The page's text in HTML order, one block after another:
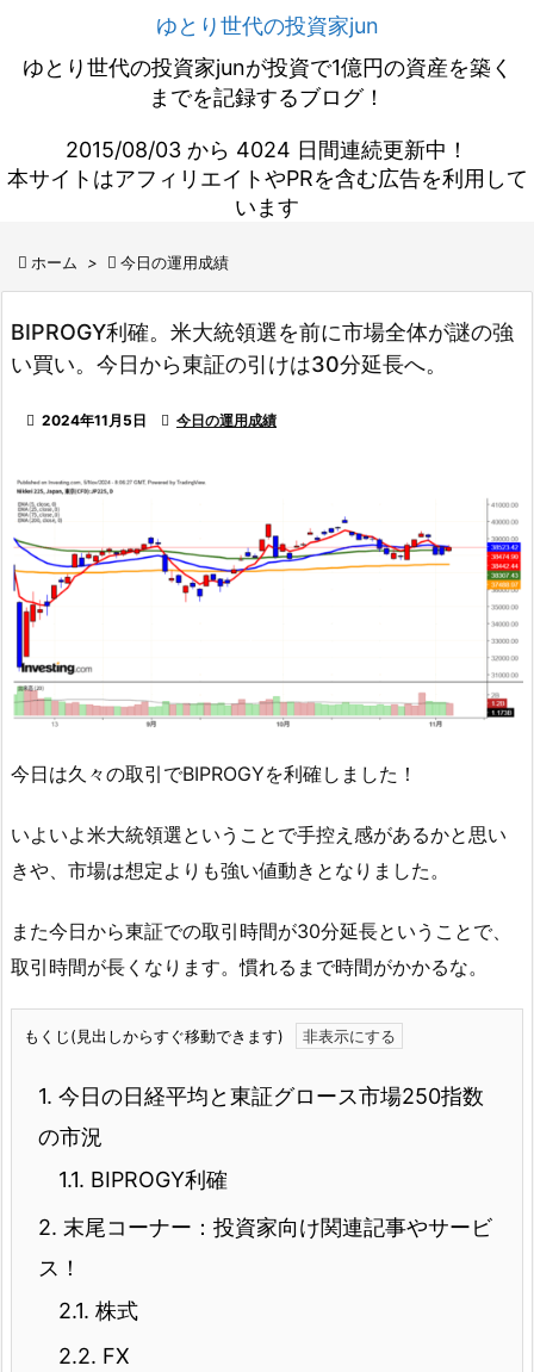
ゆとり世代の投資家jun
ゆとり世代の投資家junが投資で1億円の資産を築く
までを記録するブログ！
2015/08/03 から 4024 日間連続更新中！
本サイトはアフィリエイトやPRを含む広告を利用して
います
 ホーム >  今日の運用成績
BIPROGY利確。米大統領選を前に市場全体が謎の強
い買い。今日から東証の引けは30分延長へ。
 2024年11月5日  今日の運用成績
今日は久々の取引でBIPROGYを利確しました！
いよいよ米大統領選ということで手控え感があるかと思い
きや、市場は想定よりも強い値動きとなりました。
また今日から東証での取引時間が30分延長ということで、
取引時間が長くなります。慣れるまで時間がかかるな。
もくじ(見出しからすぐ移動できます)
1. 今日の日経平均と東証グロース市場250指数
の市況
1.1. BIPROGY利確
2. 末尾コーナー：投資家向け関連記事やサービ
ス！
2.1. 株式
2.2. FX